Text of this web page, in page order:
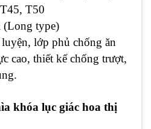
T50
(Long type)
lớp phủ chống ăn
cao, thiết kế chống trượt,
khóa lục giác hoa thị